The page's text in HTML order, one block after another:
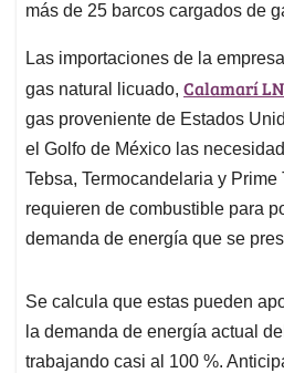
más de 25 barcos cargados de
Las importaciones de la
gas natural licuado, Calamarí
gas proveniente de Estados
el Golfo de México las
Tebsa, Termocandelaria y
requieren de combustible para
demanda de energía que se
Se calcula que estas pueden
la demanda de energía actual
trabajando casi al 100 %.